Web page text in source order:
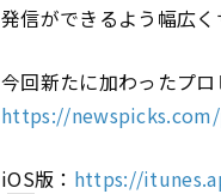
発信ができるよう幅広く
今回新たに加わったプ
https://
iOS版： https://